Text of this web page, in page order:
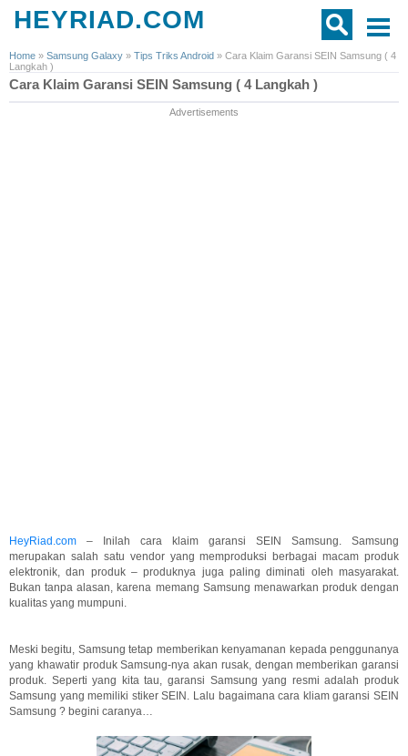
HEYRIAD.COM
Home » Samsung Galaxy » Tips Triks Android » Cara Klaim Garansi SEIN Samsung ( 4
Langkah )
Cara Klaim Garansi SEIN Samsung ( 4 Langkah )
Advertisements
HeyRiad.com – Inilah cara klaim garansi SEIN Samsung. Samsung
merupakan salah satu vendor yang memproduksi berbagai macam produk
elektronik, dan produk – produknya juga paling diminati oleh masyarakat.
Bukan tanpa alasan, karena memang Samsung menawarkan produk dengan
kualitas yang mumpuni.
Meski begitu, Samsung tetap memberikan kenyamanan kepada penggunanya
yang khawatir produk Samsung-nya akan rusak, dengan memberikan garansi
produk. Seperti yang kita tau, garansi Samsung yang resmi adalah produk
Samsung yang memiliki stiker SEIN. Lalu bagaimana cara kliam garansi SEIN
Samsung ? begini caranya…